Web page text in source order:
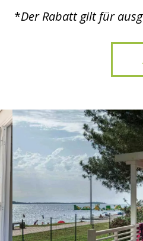
*Der Rabatt gilt für